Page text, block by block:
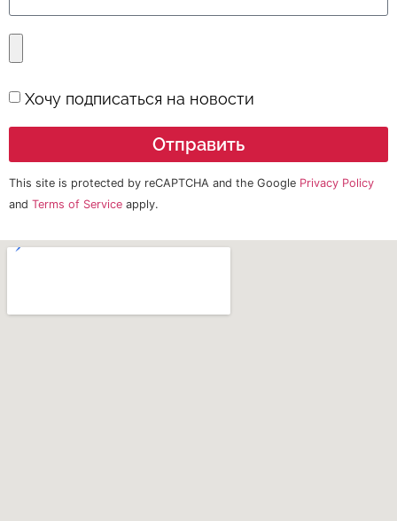
Хочу подписаться на новости
Отправить
This site is protected by reCAPTCHA and the Google Privacy Policy
and Terms of Service apply.